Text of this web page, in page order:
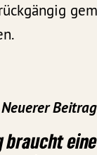
Neuerer Beitrag
braucht eine